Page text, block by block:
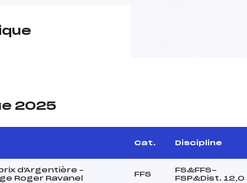
2025
Cat. Discipline
d'Argentière –
Roger Ravanel
FFS
FS&FFS-
FSP&Dist. 12,0